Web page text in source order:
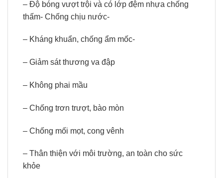
– Độ bóng vượt trội và có lớp đệm nhựa chống
thấm- Chống chịu nước-
– Kháng khuẩn, chống ẩm mốc-
– Giảm sát thương va đập
– Không phai mầu
– Chống trơn trượt, bào mòn
– Chống mối mọt, cong vênh
– Thân thiện với môi trường, an toàn cho sức
khỏe